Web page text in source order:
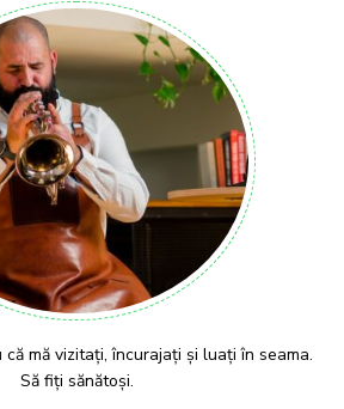
mă vizitați, încurajați și luați în seama.
Să fiți sănătoși.